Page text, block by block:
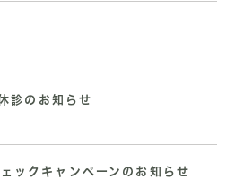
診のお知らせ
ックキャンペーンのお知らせ